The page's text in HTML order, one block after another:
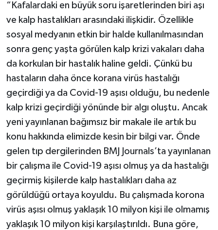
“Kafalardaki en büyük soru işaretlerinden biri aşı
ve kalp hastalıkları arasındaki ilişkidir. Özellikle
sosyal medyanın etkin bir halde kullanılmasından
sonra genç yaşta görülen kalp krizi vakaları daha
da korkulan bir hastalık haline geldi. Çünkü bu
hastaların daha önce korana virüs hastalığı
geçirdiği ya da Covid-19 aşısı olduğu, bu nedenle
kalp krizi geçirdiği yönünde bir algı oluştu. Ancak
yeni yayınlanan bağımsız bir makale ile artık bu
konu hakkında elimizde kesin bir bilgi var. Önde
gelen tıp dergilerinden BMJ Journals’ta yayınlanan
bir çalışma ile Covid-19 aşısı olmuş ya da hastalığı
geçirmiş kişilerde kalp hastalıkları daha az
görüldüğü ortaya koyuldu. Bu çalışmada korona
virüs aşısı olmuş yaklaşık 10 milyon kişi ile olmamış
yaklaşık 10 milyon kişi karşılaştırıldı. Buna göre,